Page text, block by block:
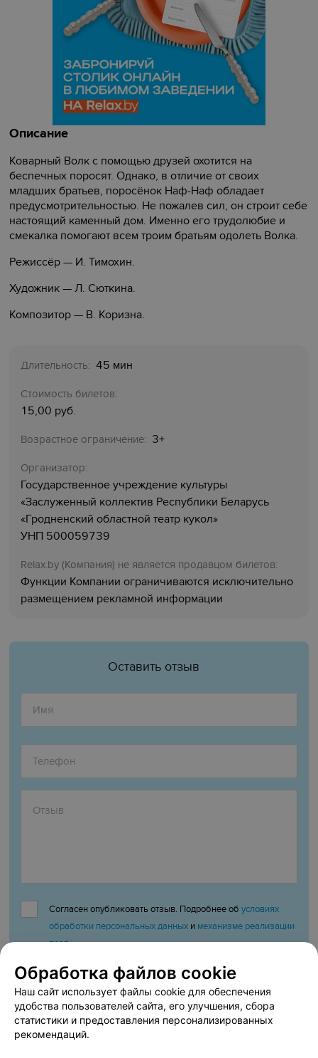
Описание
Коварный Волк с помощью друзей охотится на
беспечных поросят. Однако, в отличие от своих
младших братьев, поросёнок Наф-Наф обладает
предусмотрительностью. Не пожалев сил, он строит себе
настоящий каменный дом. Именно его трудолюбие и
смекалка помогают всем троим братьям одолеть Волка.
Режиссёр — И. Тимохин.
Художник — Л. Сюткина.
Композитор — В. Коризна.
Длительность: 45 мин
Стоимость билетов:
15,00 руб.
Возрастное ограничение: 3+
Организатор:
Государственное учреждение культуры
«Заслуженный коллектив Республики Беларусь
«Гродненский областной театр кукол»
УНП 500059739
Relaх.by (Компания) не является продавцом билетов:
Функции Компании ограничиваются исключительно
размещением рекламной информации
Оставить отзыв
Согласен опубликовать отзыв. Подробнее обусловиях
обработки персональных данных и механизме реализации
прав
Добавить отзыв
Нажимая кнопку «Добавить отзыв», вы принимаете
Обработка файлов cookie
Наш сайт использует файлы cookie для обеспечения
удобства пользователей сайта, его улучшения, сбора
статистики и предоставления персонализированных
рекомендаций.